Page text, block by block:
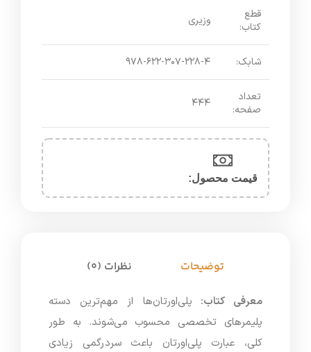
قطع
کتاب:
وزیری
شابک: ۹۷۸-۶۲۲-۳۰۷-۲۲۸-۴
تعداد
صفحه:
۴۴۴
قیمت محصول:​
توضیحات نظرات (0)
معرفی کتاب: پلی‌اورتان‌ها از مهم‌ترین دسته
پلیمرهای تخصصی محسوب می‌شوند. به طور
کلی، عبارت پلی‌اورتان باعث سردرگمی زیادی